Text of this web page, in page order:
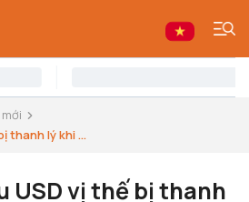
thanh lý khi ...
USD vị thế bị thanh